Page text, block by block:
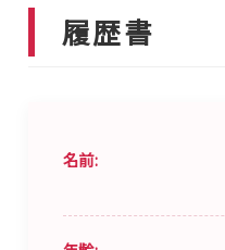
履歴書
名前: